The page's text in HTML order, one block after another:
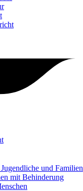
und Familien
mit Behinderung